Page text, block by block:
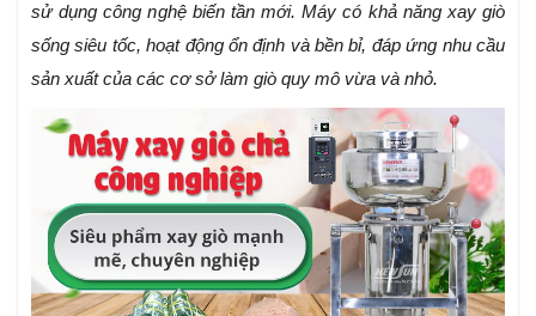
sử dụng công nghệ biến tần mới. Máy có khả năng xay giò
sống siêu tốc, hoạt động ổn định và bền bỉ, đáp ứng nhu cầu
sản xuất của các cơ sở làm giò quy mô vừa và nhỏ.